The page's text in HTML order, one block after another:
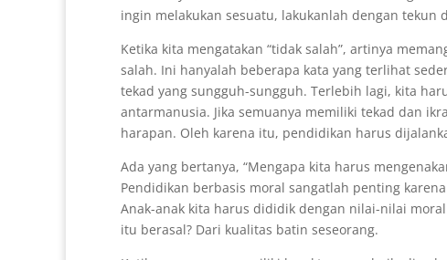
ingin melakukan sesuatu, lakukanlah dengan tekun
Ketika kita mengatakan “tidak salah”, artinya
salah. Ini hanyalah beberapa kata yang terlihat
tekad yang sungguh-sungguh. Terlebih lagi, kita
antarmanusia. Jika semuanya memiliki tekad dan
harapan. Oleh karena itu, pendidikan harus
Ada yang bertanya, “Mengapa kita harus
Pendidikan berbasis moral sangatlah penting
Anak-anak kita harus dididik dengan nilai-nilai
itu berasal? Dari kualitas batin seseorang.